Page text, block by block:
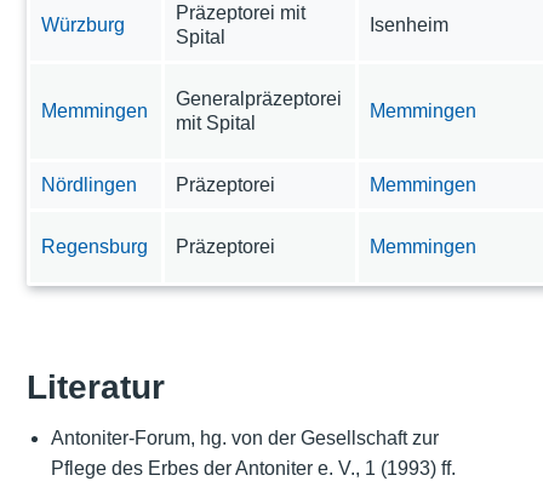
Würzburg
Präzeptorei mit
Spital
Isenheim
Memmingen
Generalpräzeptorei
mit Spital
Memmingen
Nördlingen Präzeptorei Memmingen
Regensburg Präzeptorei Memmingen
Literatur
Antoniter-Forum, hg. von der Gesellschaft zur
Pflege des Erbes der Antoniter e. V., 1 (1993) ff.